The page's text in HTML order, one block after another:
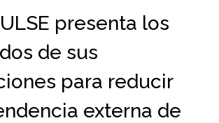
presenta los
de sus
para reducir
externa de